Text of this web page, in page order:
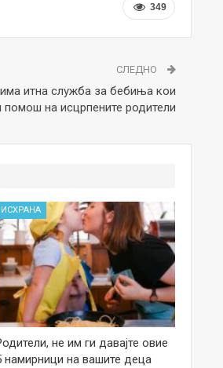
349
СЛЕДНО
итна служба за бебиња кои
помош на исцрпените родители
ИСХРАНА
не им ги давајте овие
намирници на вашите деца